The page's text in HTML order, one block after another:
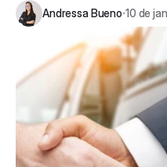
Andressa Bueno•10 de